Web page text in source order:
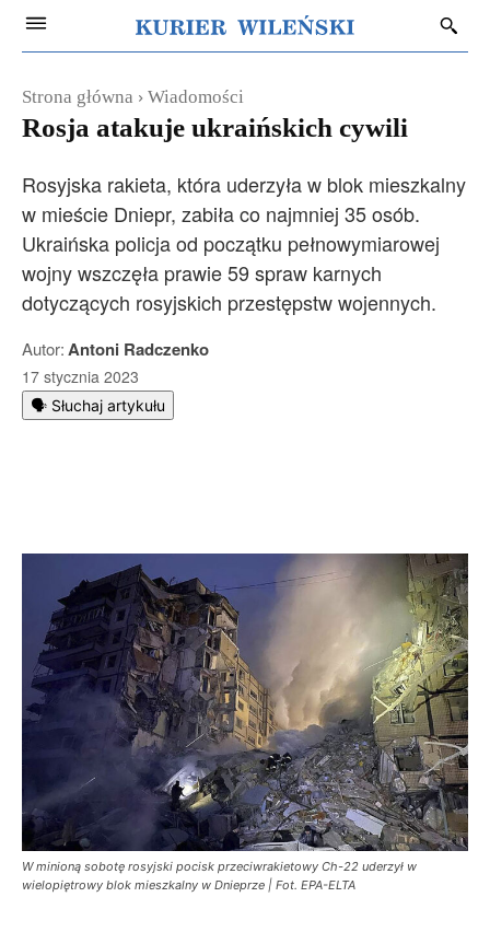
Strona główna Wiadomości
Rosja atakuje ukraińskich cywili
Rosyjska rakieta, która uderzyła w blok mieszkalny
w mieście Dniepr, zabiła co najmniej 35 osób.
Ukraińska policja od początku pełnowymiarowej
wojny wszczęła prawie 59 spraw karnych
dotyczących rosyjskich przestępstw wojennych.
Autor:Antoni Radczenko
17 stycznia 2023
🗣️ Słuchaj artykułu
W minioną sobotę rosyjski pocisk przeciwrakietowy Ch-22 uderzył w
wielopiętrowy blok mieszkalny w Dnieprze | Fot. EPA-ELTA